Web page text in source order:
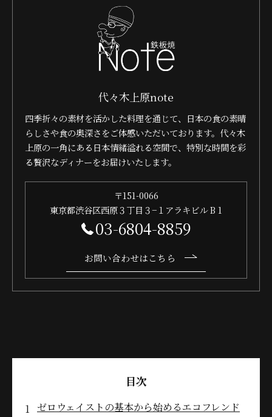
代々木上原note
四季折々の素材を活かした料理を通じて、日本の食の素晴
らしさや食の奥深さをご体感いただいております。代々木
上原の一角にある日本情緒溢れる空間で、特別な時間を彩
る贅沢なディナーをお届けいたします。
〒151-0066
東京都渋谷区西原３丁目３−１アラキビル B 1
03-6804-8859
お問い合わせはこちら
目次
ゼロウェイストの基本から始めるエコフレンド